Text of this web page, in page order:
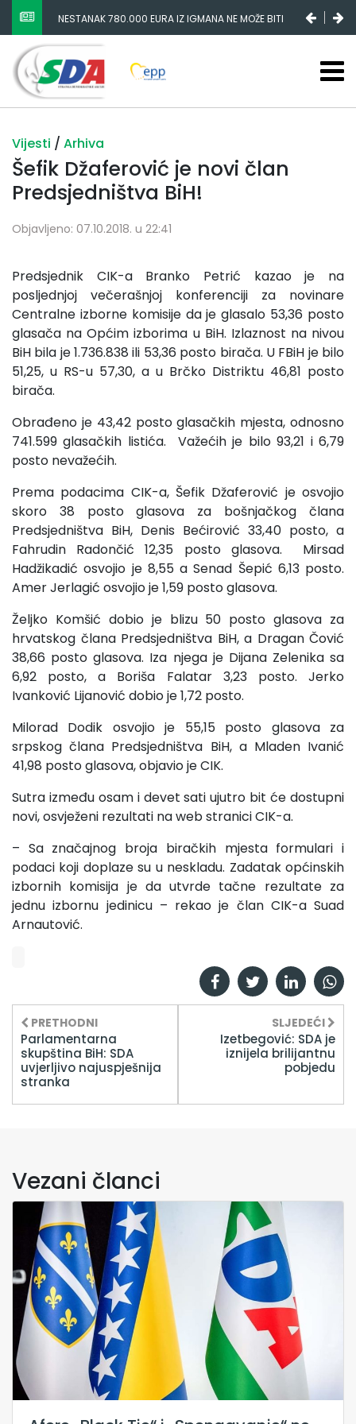
NESTANAK 780.000 EURA IZ IGMANA NE MOŽE BITI
SLUČAJNI PREVID, ODGOVORNOST MORAJU SNOSITI
VLADA FBIH I NJENI KADROVI
Vijesti / Arhiva
Šefik Džaferović je novi član
Predsjedništva BiH!
Objavljeno: 07.10.2018. u 22:41
Predsjednik CIK-a Branko Petrić kazao je na
posljednjoj večerašnjoj konferenciji za novinare
Centralne izborne komisije da je glasalo 53,36 posto
glasača na Općim izborima u BiH. Izlaznost na nivou
BiH bila je 1.736.838 ili 53,36 posto birača. U FBiH je bilo
51,25, u RS-u 57,30, a u Brčko Distriktu 46,81 posto
birača.
Obrađeno je 43,42 posto glasačkih mjesta, odnosno
741.599 glasačkih listića. Važećih je bilo 93,21 i 6,79
posto nevažećih.
Prema podacima CIK-a, Šefik Džaferović je osvojio
skoro 38 posto glasova za bošnjačkog člana
Predsjedništva BiH, Denis Bećirović 33,40 posto, a
Fahrudin Radončić 12,35 posto glasova. Mirsad
Hadžikadić osvojio je 8,55 a Senad Šepić 6,13 posto.
Amer Jerlagić osvojio je 1,59 posto glasova.
Željko Komšić dobio je blizu 50 posto glasova za
hrvatskog člana Predsjedništva BiH, a Dragan Čović
38,66 posto glasova. Iza njega je Dijana Zelenika sa
6,92 posto, a Boriša Falatar 3,23 posto. Jerko
Ivanković Lijanović dobio je 1,72 posto.
Milorad Dodik osvojio je 55,15 posto glasova za
srpskog člana Predsjedništva BiH, a Mladen Ivanić
41,98 posto glasova, objavio je CIK.
Sutra između osam i devet sati ujutro bit će dostupni
novi, osvježeni rezultati na web stranici CIK-a.
– Sa značajnog broja biračkih mjesta formulari i
podaci koji doplaze su u neskladu. Zadatak općinskih
izbornih komisija je da utvrde tačne rezultate za
jednu izbornu jedinicu – rekao je član CIK-a Suad
Arnautović.
PRETHODNI
Parlamentarna
skupština BiH: SDA
uvjerljivo najuspješnija
stranka
SLJEDEĆI
Izetbegović: SDA je
iznijela brilijantnu
pobjedu
Vezani članci